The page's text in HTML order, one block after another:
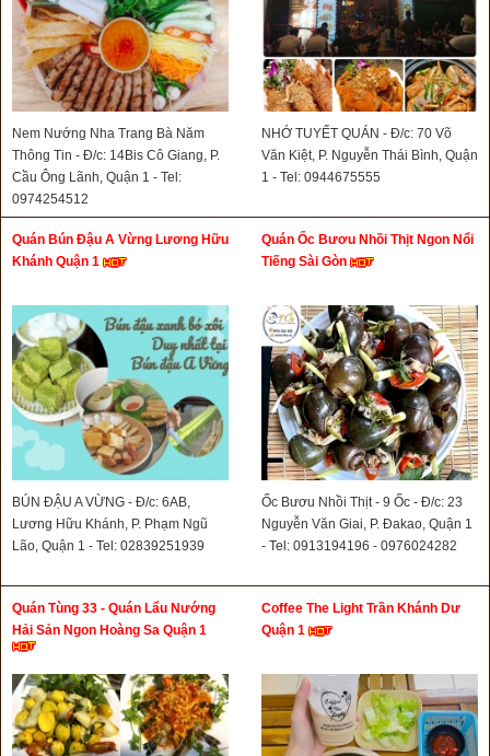
Nem Nướng Nha Trang Bà Năm
Thông Tin - Đ/c: 14Bis Cô Giang, P.
Cầu Ông Lãnh, Quận 1 - Tel:
0974254512
NHỚ TUYẾT QUÁN - Đ/c: 70 Võ
Văn Kiệt, P. Nguyễn Thái Bình, Quận
1 - Tel: 0944675555
Quán Bún Đậu A Vừng Lương Hữu
Khánh Quận 1
BÚN ĐẬU A VỪNG - Đ/c: 6AB,
Lương Hữu Khánh, P. Phạm Ngũ
Lão, Quận 1 - Tel: 02839251939
Quán Ốc Bươu Nhồi Thịt Ngon Nổi
Tiếng Sài Gòn
Ốc Bươu Nhồi Thịt - 9 Ốc - Đ/c: 23
Nguyễn Văn Giai, P. Đakao, Quận 1
- Tel: 0913194196 - 0976024282
Quán Tùng 33 - Quán Lẩu Nướng
Hải Sản Ngon Hoàng Sa Quận 1
Coffee The Light Trần Khánh Dư
Quận 1